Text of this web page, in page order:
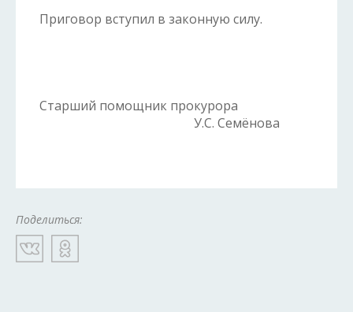
Приговор вступил в законную силу.
Старший помощник прокурора
У.С. Семёнова
Поделиться: